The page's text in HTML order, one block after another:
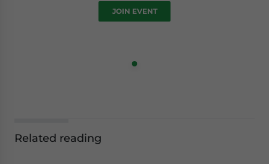
JOIN EVENT
Related reading